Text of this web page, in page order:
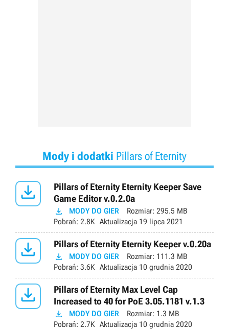
Mody i dodatki Pillars of Eternity

Pillars of Eternity Eternity Keeper Save
Game Editor v.0.2.0a
 MODY DO GIER Rozmiar: 295.5 MB
Pobrań: 2.8K Aktualizacja 19 lipca 2021
 Pillars of Eternity Eternity Keeper v.0.20a
 MODY DO GIER Rozmiar: 111.3 MB
Pobrań: 3.6K Aktualizacja 10 grudnia 2020

Pillars of Eternity Max Level Cap
Increased to 40 for PoE 3.05.1181 v.1.3
 MODY DO GIER Rozmiar: 1.3 MB
Pobrań: 2.7K Aktualizacja 10 grudnia 2020